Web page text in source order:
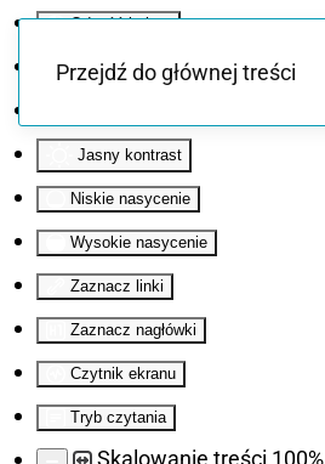
Odwróć kolory
Monochromatyczny
Jasny kontrast
Niskie nasycenie
Wysokie nasycenie
Zaznacz linki
Zaznacz nagłówki
Czytnik ekranu
Tryb czytania
Skalowanie treści 100%
Przejdź do głównej treści